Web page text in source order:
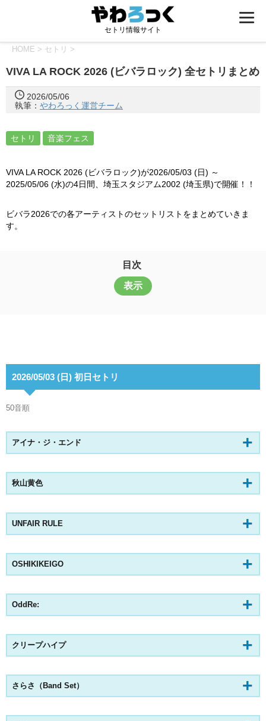
セトリ情報サイト
HOME > セトリ >
VIVA LA ROCK 2026 (ビバラロック) 全セトリまとめ
2026/05/06
執筆： やわろっく運営チーム
セトリ 音楽フェス
VIVA LA ROCK 2026 (ビバラロック)が2026/05/03 (日) ～
2025/05/06 (水)の4日間、埼玉スタジアム2002 (埼玉県)で開催！！
ビバラ2026での各アーティストのセットリストをまとめていきま
す。
目次
表示
2026/05/03 (日) 初日セトリ
50音順
アイナ・ジ・エンド
秋山黄色
UNFAIR RULE
OSHIKIKEIGO
OddRe:
クリープハイプ
さらさ（Band Set）